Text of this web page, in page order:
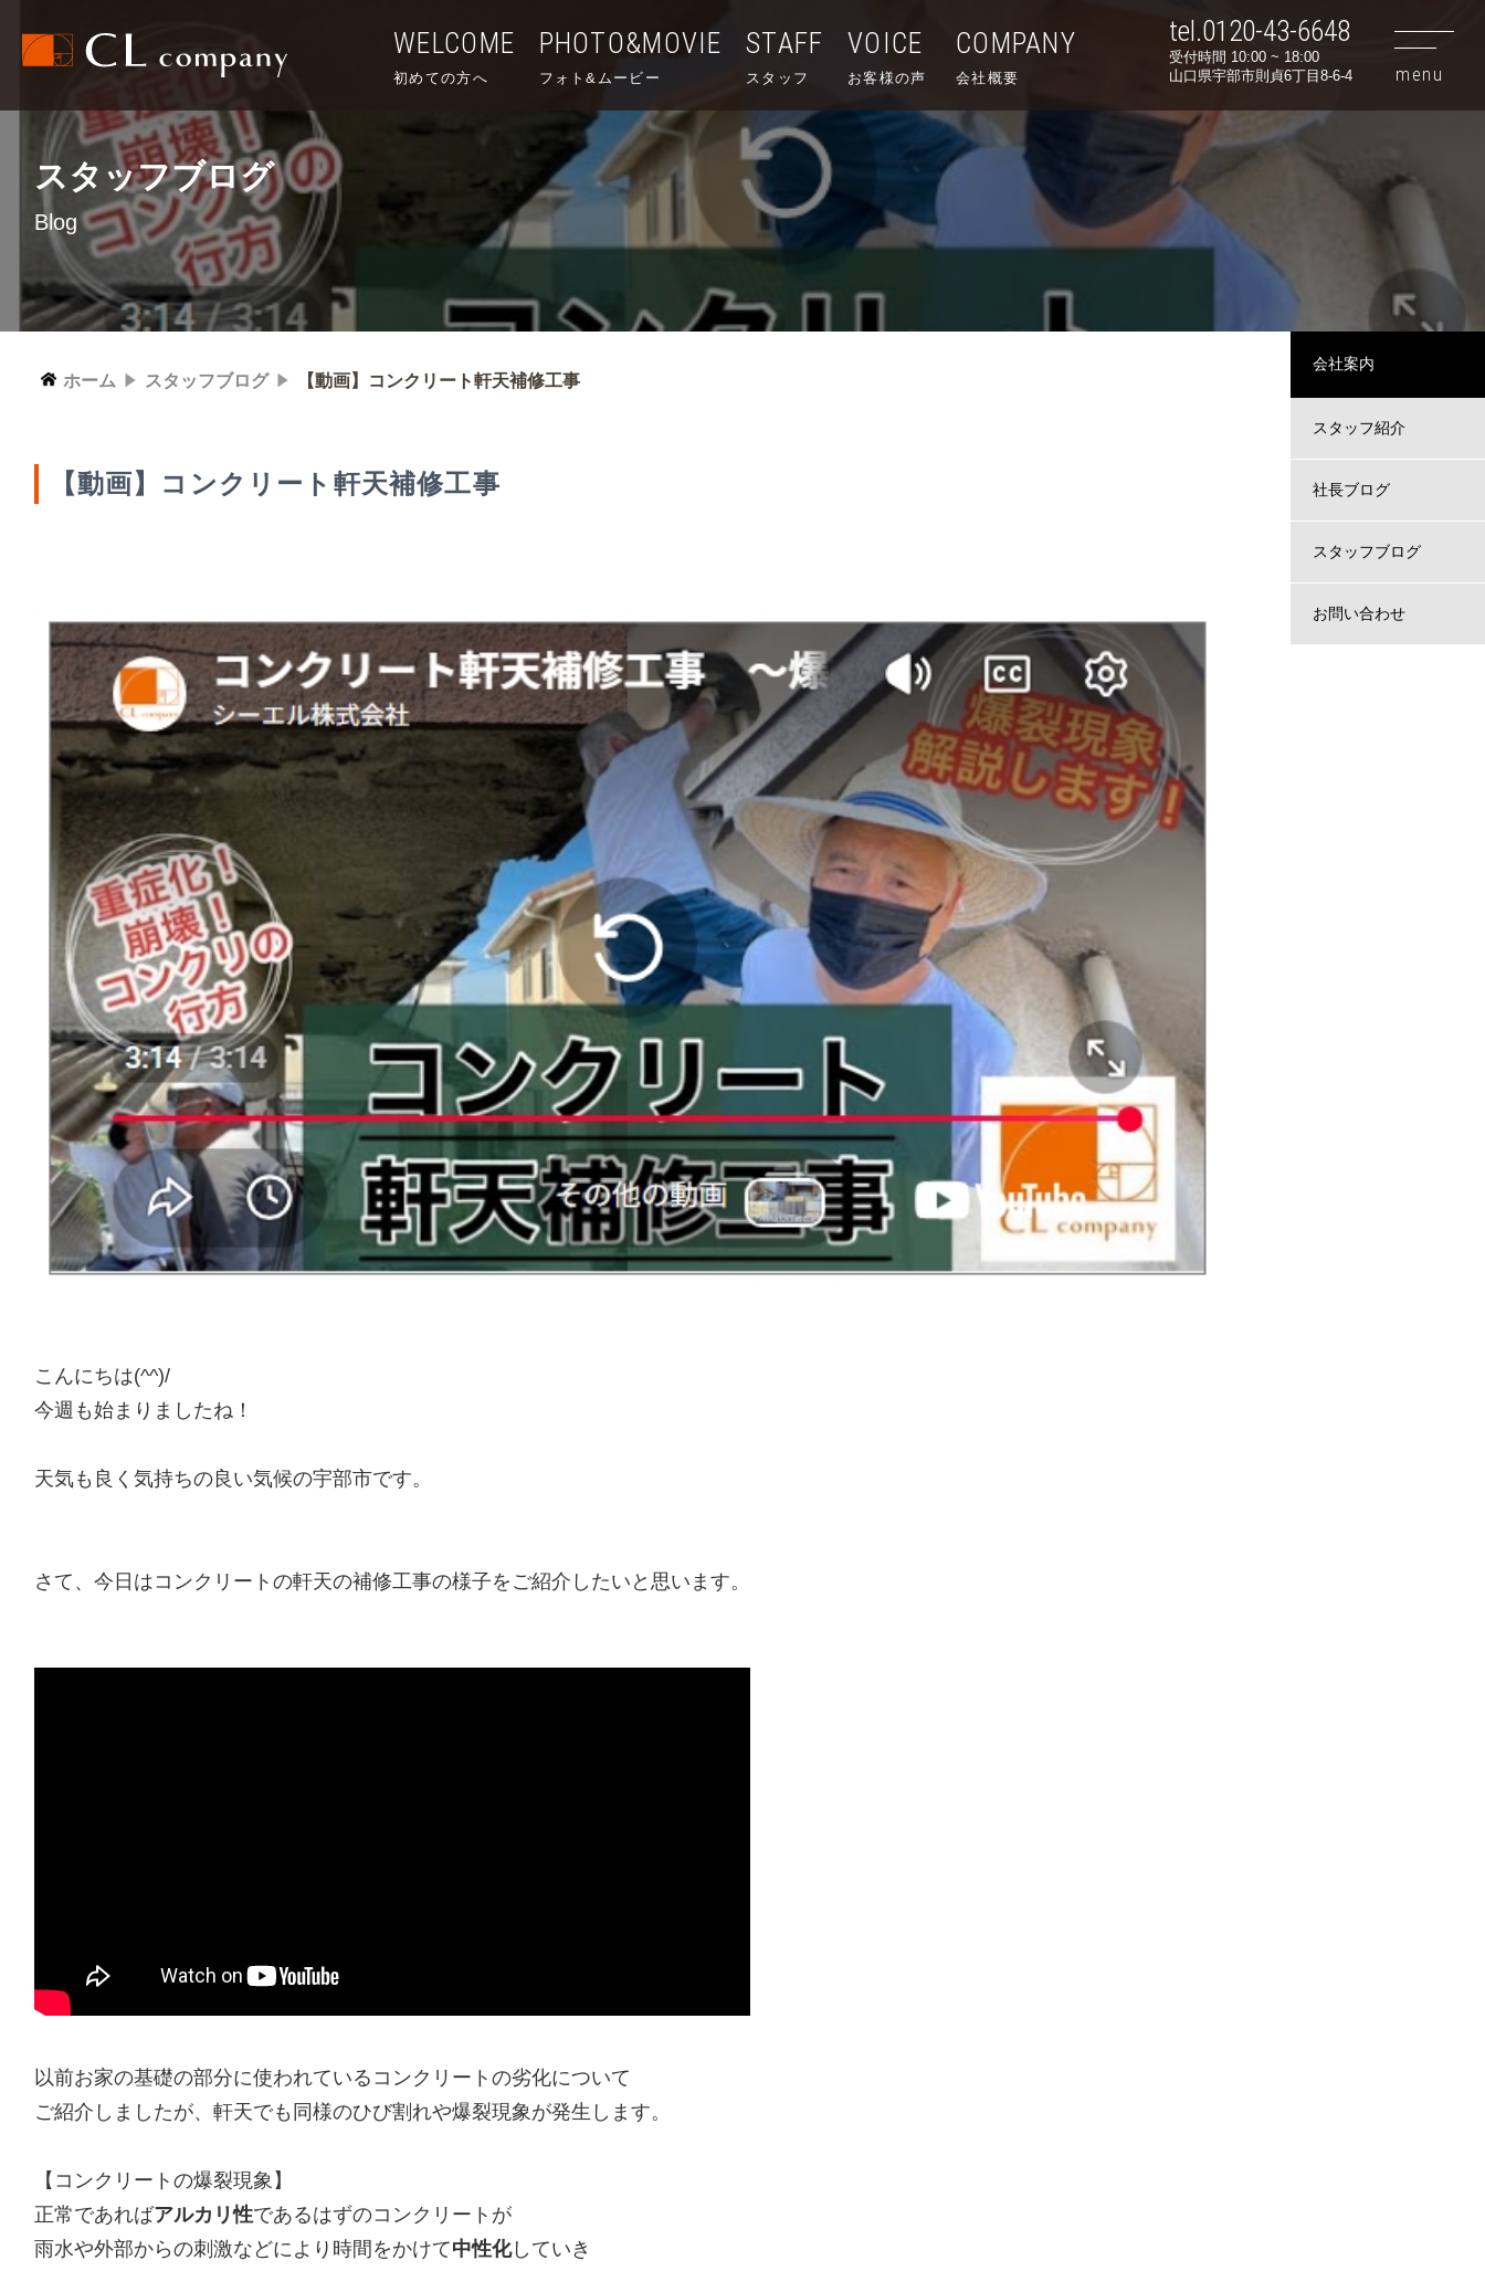
WELCOME
初めての方へ
PHOTO&MOVIE
フォト&ムービー
STAFF
スタッフ
VOICE
お客様の声
COMPANY
会社概要
tel.0120-43-6648
受付時間 10:00 ~ 18:00
山口県宇部市則貞6丁目8-6-4
スタッフブログ
Blog
ホーム スタッフブログ 【動画】コンクリート軒天補修工事
【動画】コンクリート軒天補修工事
こんにちは(^^)/
今週も始まりましたね！
天気も良く気持ちの良い気候の宇部市です。
さて、今日はコンクリートの軒天の補修工事の様子をご紹介したいと思います。
以前お家の基礎の部分に使われているコンクリートの劣化について
ご紹介しましたが、軒天でも同様のひび割れや爆裂現象が発生します。
【コンクリートの爆裂現象】
正常であればアルカリ性であるはずのコンクリートが
雨水や外部からの刺激などにより時間をかけて中性化していき
会社案内
スタッフ紹介
社長ブログ
スタッフブログ
お問い合わせ